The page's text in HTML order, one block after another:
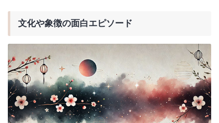
文化や象徴の面白エピソード